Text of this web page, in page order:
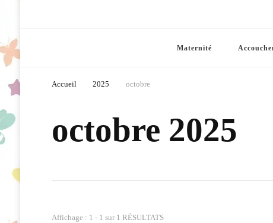
Maternité
Accueil 2025 octobre
octobre 2025
Affichage : 1 - 1 sur 1 RÉSULTATS